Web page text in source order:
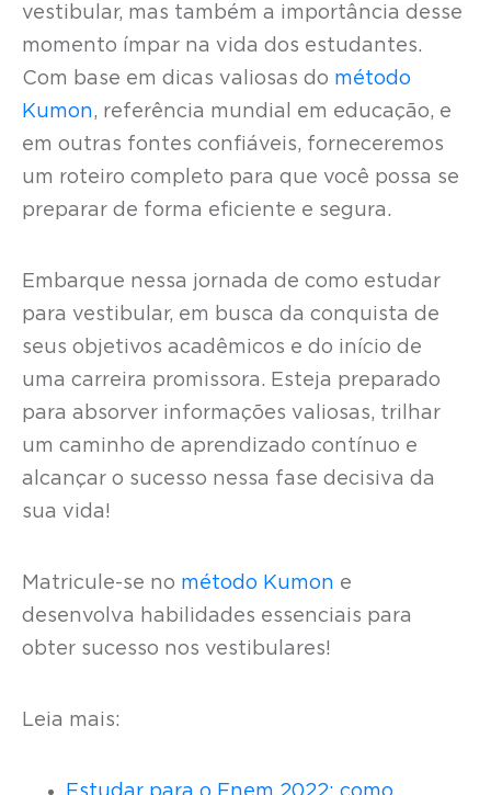
vestibular, mas também a importância desse
momento ímpar na vida dos estudantes.
Com base em dicas valiosas do método
Kumon, referência mundial em educação, e
em outras fontes confiáveis, forneceremos
um roteiro completo para que você possa se
preparar de forma eficiente e segura.
Embarque nessa jornada de como estudar
para vestibular, em busca da conquista de
seus objetivos acadêmicos e do início de
uma carreira promissora. Esteja preparado
para absorver informações valiosas, trilhar
um caminho de aprendizado contínuo e
alcançar o sucesso nessa fase decisiva da
sua vida!
Matricule-se no método Kumon e
desenvolva habilidades essenciais para
obter sucesso nos vestibulares!
Leia mais: